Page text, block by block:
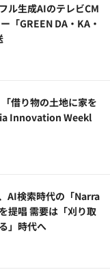
ル生成AIのテレビCM
「GREEN DA・KA・
借り物の土地に家を
Innovation Weekl
AI検索時代の「Narra
唱 需要は「刈り取
」時代へ